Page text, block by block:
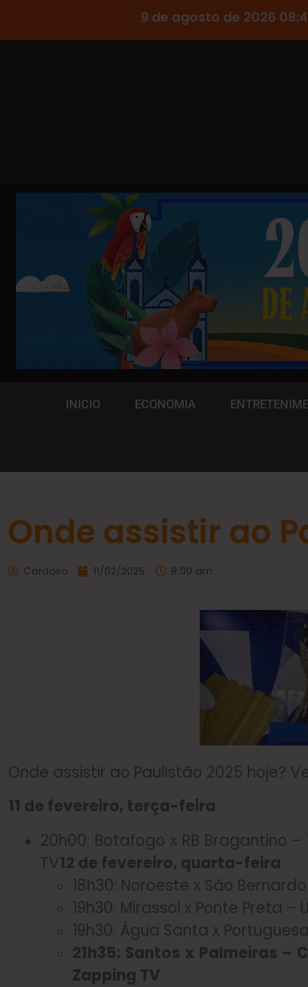
9 de agosto de 2026
INICIO ECONOMIA
Onde assistir ao
Cardoso 11/02/2025 8:00 am
Onde assistir ao Paulistão 2025 hoje?
11 de fevereiro, terça-feira
20h00: Botafogo x RB Bragantino –
TV12 de fevereiro, quarta-feira
18h30: Noroeste x São
19h30: Mirassol x Ponte Preta –
19h30: Água Santa x
21h35: Santos x Palmeiras –
Zapping TV